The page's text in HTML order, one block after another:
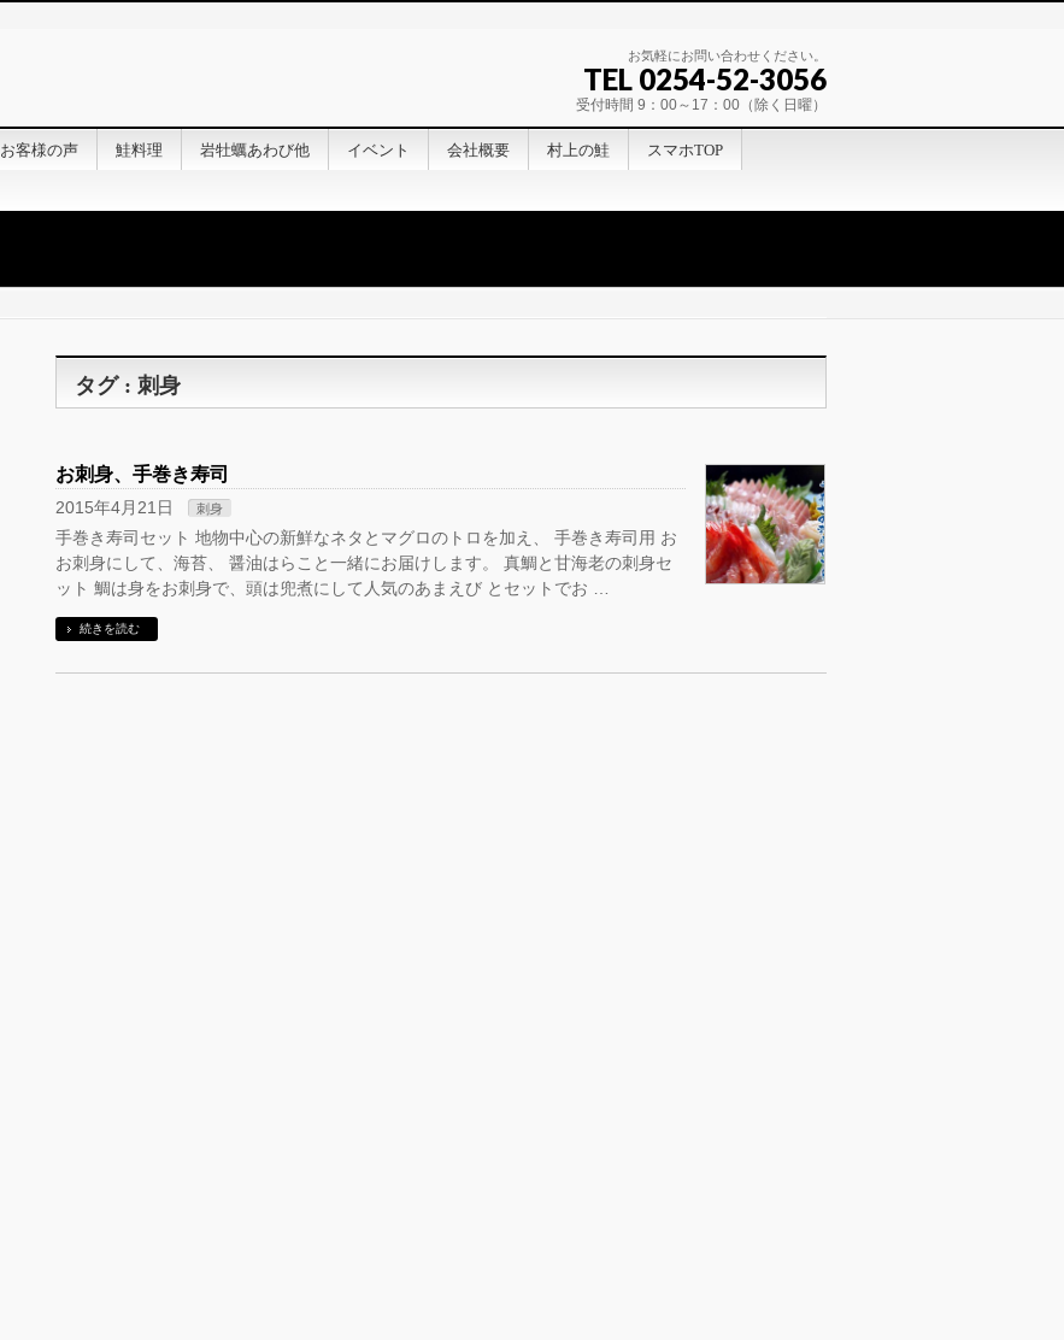
お気軽にお問い合わせください。
TEL 0254-52-3056
受付時間 9：00～17：00（除く日曜）
お客様の声 鮭料理 岩牡蠣あわび他 イベント 会社概要 村上の鮭 スマホTOP
タグ : 刺身
お刺身、手巻き寿司
2015年4月21日 刺身
手巻き寿司セット 地物中心の新鮮なネタとマグロのトロを加え、 手巻き寿司用 お
お刺身にして、海苔、 醤油はらこと一緒にお届けします。 真鯛と甘海老の刺身セ
ット 鯛は身をお刺身で、頭は兜煮にして人気のあまえび とセットでお …
続きを読む